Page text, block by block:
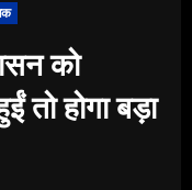
को
तो होगा बड़ा